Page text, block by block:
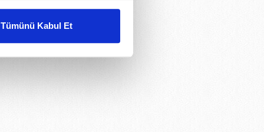
gösterilmeyecektir."
kullanılmaktadır. Bu
Tümünü Kabul Et